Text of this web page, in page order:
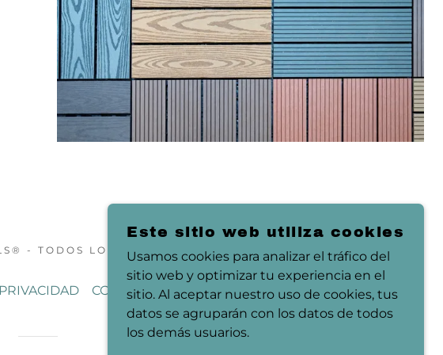
- TODOS LOS DERECHOS RESERVADOS
CONTACTO
Este sitio web utiliza cookies
Usamos cookies para analizar el tráfico del
sitio web y optimizar tu experiencia en el
sitio. Al aceptar nuestro uso de cookies, tus
datos se agruparán con los datos de todos
los demás usuarios.